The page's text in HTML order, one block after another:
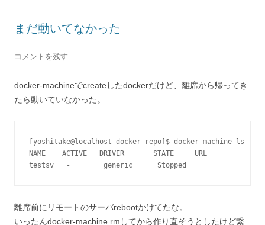
まだ動いてなかった
コメントを残す
docker-machineでcreateしたdockerだけど、離席から帰ってき
たら動いていなかった。
[yoshitake@localhost docker-repo]$ docker-machine ls
NAME    ACTIVE   DRIVER       STATE     URL
testsv   -        generic      Stopped
離席前にリモートのサーバrebootかけてたな。
いったんdocker-machine rmしてから作り直そうとしたけど繋